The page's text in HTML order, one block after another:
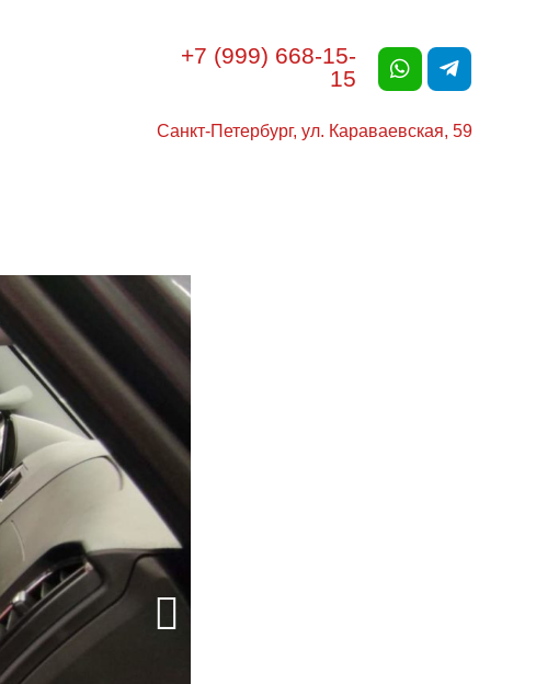
+7 (999) 668-15-
15
Санкт-Петербург, ул. Караваевская, 59